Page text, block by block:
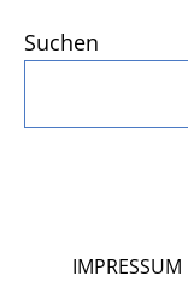
Suchen
IMPRESSUM